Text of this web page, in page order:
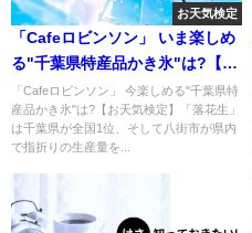
お天気検定
「Cafeロビンソン」 いま楽しめ
る"千葉県特産品かき氷"は?【お
天気検定】
「Cafeロビンソン」 今楽しめる"千葉県特
産品かき氷"は?【お天気検定】「落花生」
は千葉県が全国1位、そして八街市が県内
で指折りの生産量を...